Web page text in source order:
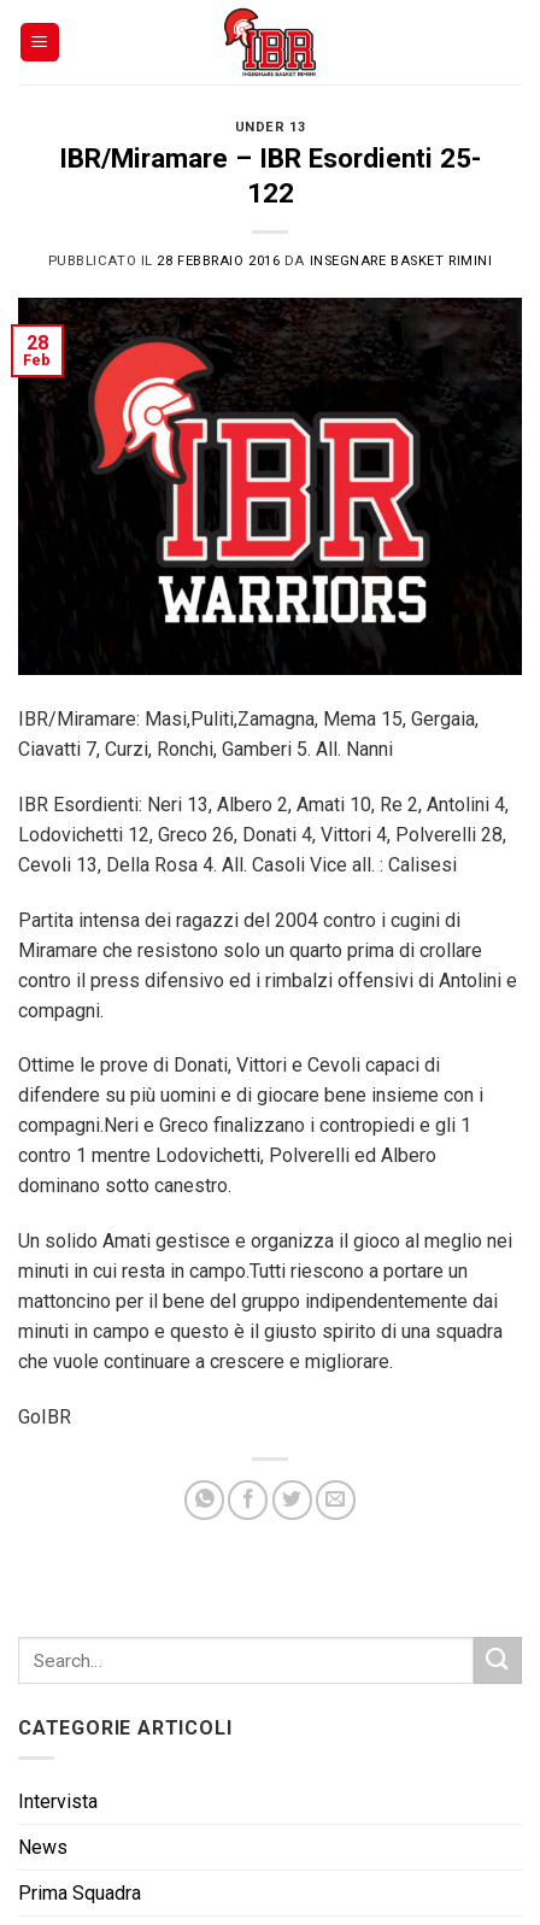
UNDER 13
IBR/Miramare – IBR Esordienti 25-
122
PUBBLICATO IL 28 FEBBRAIO 2016 DA INSEGNARE BASKET RIMINI
28
Feb
IBR/Miramare: Masi,Puliti,Zamagna, Mema 15, Gergaia,
Ciavatti 7, Curzi, Ronchi, Gamberi 5. All. Nanni
IBR Esordienti: Neri 13, Albero 2, Amati 10, Re 2, Antolini 4,
Lodovichetti 12, Greco 26, Donati 4, Vittori 4, Polverelli 28,
Cevoli 13, Della Rosa 4. All. Casoli Vice all. : Calisesi
Partita intensa dei ragazzi del 2004 contro i cugini di
Miramare che resistono solo un quarto prima di crollare
contro il press difensivo ed i rimbalzi offensivi di Antolini e
compagni.
Ottime le prove di Donati, Vittori e Cevoli capaci di
difendere su più uomini e di giocare bene insieme con i
compagni.Neri e Greco finalizzano i contropiedi e gli 1
contro 1 mentre Lodovichetti, Polverelli ed Albero
dominano sotto canestro.
Un solido Amati gestisce e organizza il gioco al meglio nei
minuti in cui resta in campo.Tutti riescono a portare un
mattoncino per il bene del gruppo indipendentemente dai
minuti in campo e questo è il giusto spirito di una squadra
che vuole continuare a crescere e migliorare.
GoIBR
CATEGORIE ARTICOLI
Intervista
News
Prima Squadra